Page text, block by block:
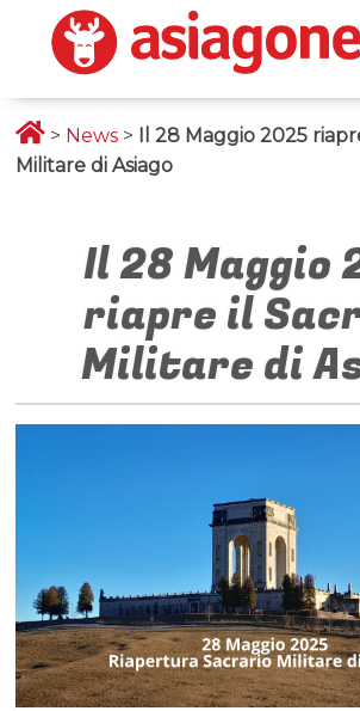
> News > Il 28 Maggio 2025
Militare di Asiago
Il 28 Maggio
riapre il
Militare di